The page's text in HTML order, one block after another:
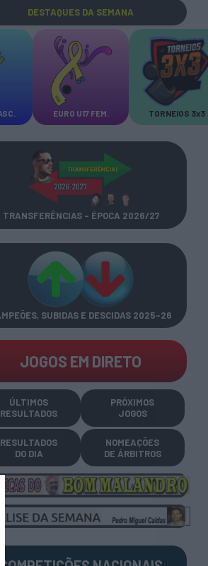
DESTAQUES DA SEMANA
EURO U17 FEM. TORNEIOS 3x3
TRANSFERÊNCIAS - ÉPOCA 2026/27
SUBIDAS E DESCIDAS 2025-26
JOGOS EM DIRETO
ÚLTIMOS
RESULTADOS
PRÓXIMOS
JOGOS
RESULTADOS
DO DIA
NOMEAÇÕES
DE ÁRBITROS